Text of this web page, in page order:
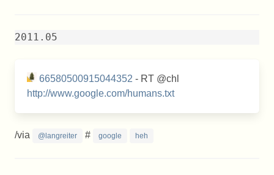
2011.05
66580500915044352 - RT @chl
http://www.google.com/humans.txt
/via @langreiter # google heh